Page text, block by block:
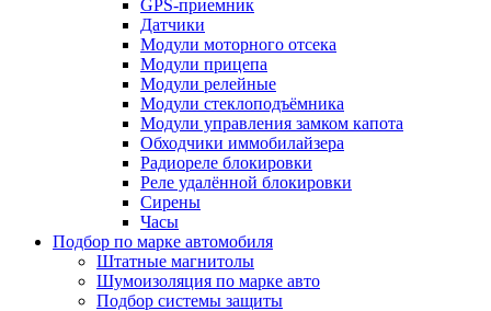
GPS-приемник
Датчики
Модули моторного отсека
Модули прицепа
Модули релейные
Модули стеклоподъёмника
Модули управления замком капота
Обходчики иммобилайзера
Радиореле блокировки
Реле удалённой блокировки
Сирены
Часы
Подбор по марке автомобиля
Штатные магнитолы
Шумоизоляция по марке авто
Подбор системы защиты